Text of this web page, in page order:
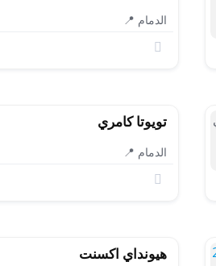
الدمام 📍
تويوتا كامري
الدمام 📍
هيونداي اكسنت